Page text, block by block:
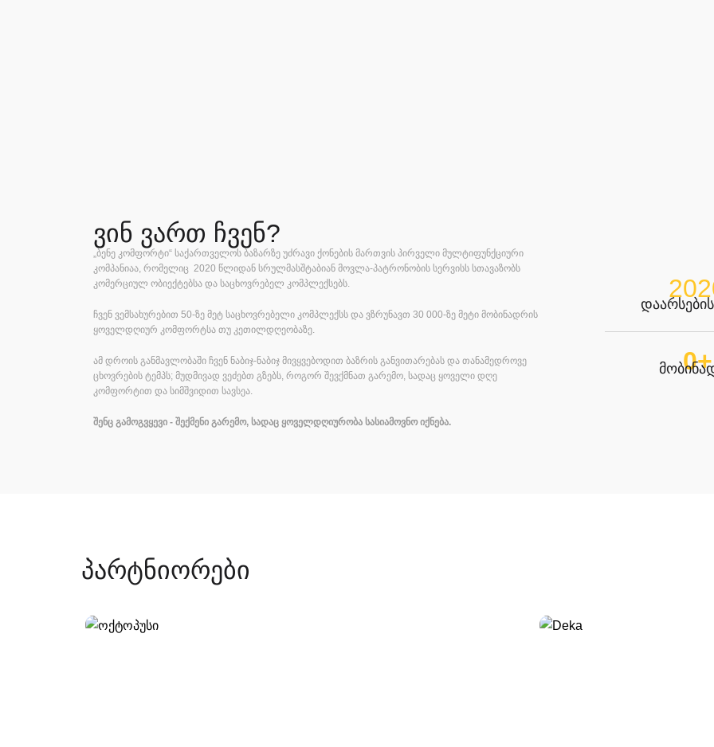
ვინ ვართ ჩვენ?
„ბენე კომფორტი“ საქართველოს ბაზარზე უძრავი ქონების მართვის პირველი მულტიფუნქციური
კომპანიაა, რომელიც 2020 წლიდან სრულმასშტაბიან მოვლა-პატრონობის სერვისს სთავაზობს
კომერციულ ობიექტებსა და საცხოვრებელ კომპლექსებს.
ჩვენ ვემსახურებით 50-ზე მეტ საცხოვრებელი კომპლექსს და ვზრუნავთ 30 000-ზე მეტი მობინადრის
ყოველდღიურ კომფორტსა თუ კეთილდღეობაზე.
ამ დროის განმავლობაში ჩვენ ნაბიჯ-ნაბიჯ მივყვებოდით ბაზრის განვითარებას და თანამედროვე
ცხოვრების ტემპს; მუდმივად ვეძებთ გზებს, როგორ შევქმნათ გარემო, სადაც ყოველი დღე
კომფორტით და სიმშვიდით სავსეა.
შენც გამოგვყევი - შექმენი გარემო, სადაც ყოველდღიურობა სასიამოვნო იქნება.
0+
პარტნიორები